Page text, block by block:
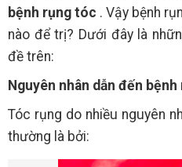
bệnh rụng tóc . Vậy bệnh
nào để trị? Dưới đây là
đề trên:
Nguyên nhân dẫn đến
Tóc rụng do nhiều nguyên
thường là bởi: